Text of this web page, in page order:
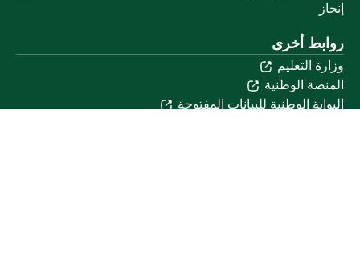
إنجاز
روابط أخرى
وزارة التعليم
المنصة الوطنية
البوابة الوطنية للبيانات المفتوحة